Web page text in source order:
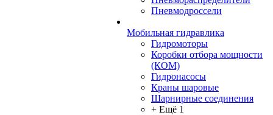
Пневмодроссели
Мобильная гидравлика
Гидромоторы
Коробки отбора мощности
(КОМ)
Гидронасосы
Краны шаровые
Шарнирные соединения
+ Ещё 1